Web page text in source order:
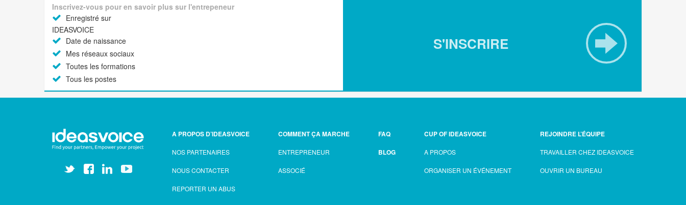
Inscrivez-vous pour en savoir plus sur l'entrepeneur
Enregistré sur
IDEASVOICE
Date de naissance
Mes réseaux sociaux
Toutes les formations
Tous les postes
S'INSCRIRE
A PROPOS D’IDEASVOICE
NOS PARTENAIRES
NOUS CONTACTER
REPORTER UN ABUS
COMMENT ÇA MARCHE
ENTREPRENEUR
ASSOCIÉ
FAQ
BLOG
CUP OF IDEASVOICE
A PROPOS
ORGANISER UN ÉVÉNEMENT
REJOINDRE L’ÉQUIPE
TRAVAILLER CHEZ IDEASVOICE
OUVRIR UN BUREAU